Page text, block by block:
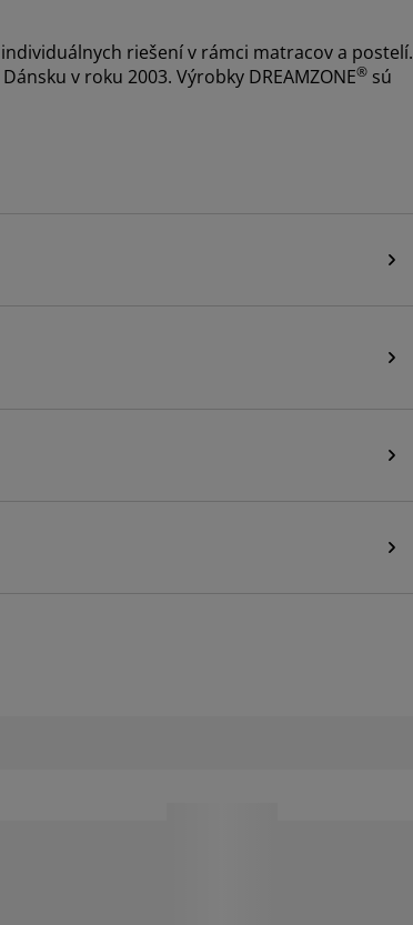
riešení v rámci matracov a postelí.
v roku 2003. Výrobky DREAMZONE® sú